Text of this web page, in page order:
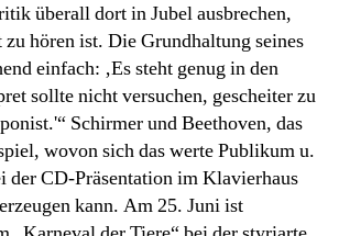
überall dort in Jubel ausbrechen,
hören ist. Die Grundhaltung seines
einfach: ‚Es steht genug in den
sollte nicht versuchen, gescheiter zu
Schirmer und Beethoven, das
wovon sich das werte Publikum u.
der CD-Präsentation im Klavierhaus
kann. Am 25. Juni ist